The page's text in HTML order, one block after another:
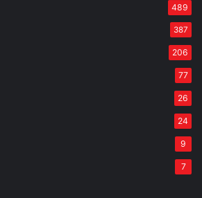
489
387
206
77
26
24
9
7